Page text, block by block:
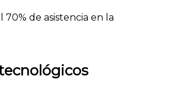
de mercados
70% de asistencia en la